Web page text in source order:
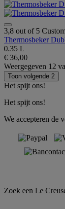
3,8 out of 5
Thermosbeker
0.35 L
€ 36,00
Weergegeven 12
Toon volgende 2
Het spijt ons!
Het spijt ons!
We accepteren de
Zoek een Le